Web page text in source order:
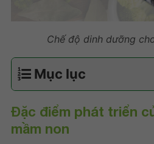
Chế độ dinh dưỡng
Mục lục
Đặc điểm phát triển
mầm non